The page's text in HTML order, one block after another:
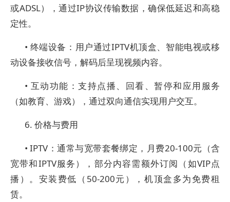
或ADSL），通过IP协议传输数据，确保低延迟和高稳
定性。
• 终端设备：用户通过IPTV机顶盒、智能电视或移
动设备接收信号，解码后呈现视频内容。
• 互动功能：支持点播、回看、暂停和应用服务
（如教育、游戏），通过双向通信实现用户交互。
6. 价格与费用
• IPTV：通常与宽带套餐绑定，月费20-100元（含
宽带和IPTV服务），部分内容需额外订阅（如VIP点
播）。安装费低（50-200元），机顶盒多为免费租
赁。